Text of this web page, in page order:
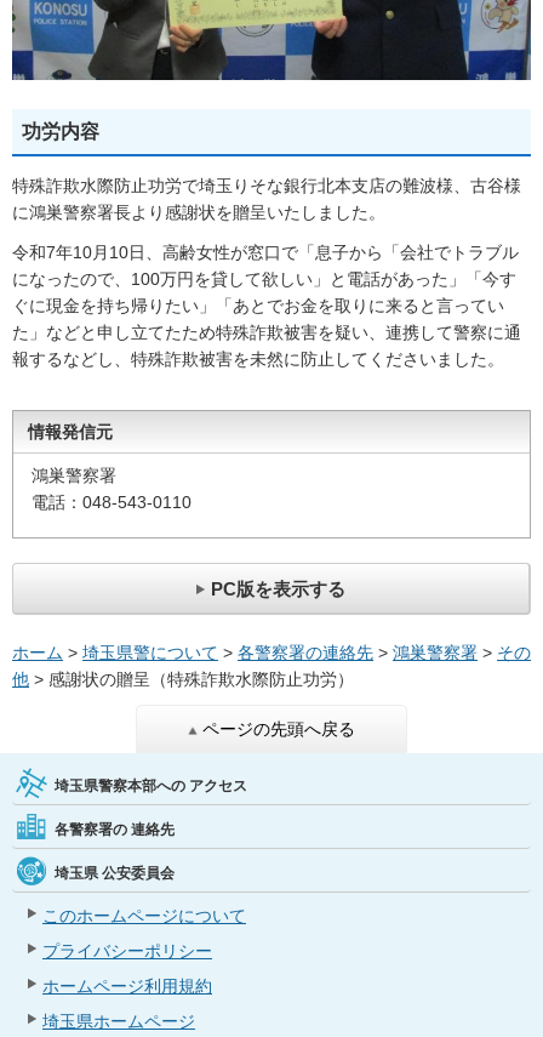
功労内容
特殊詐欺水際防止功労で埼玉りそな銀行北本支店の難波様、古谷様
に鴻巣警察署長より感謝状を贈呈いたしました。
令和7年10月10日、高齢女性が窓口で「息子から「会社でトラブル
になったので、100万円を貸して欲しい」と電話があった」「今す
ぐに現金を持ち帰りたい」「あとでお金を取りに来ると言ってい
た」などと申し立てたため特殊詐欺被害を疑い、連携して警察に通
報するなどし、特殊詐欺被害を未然に防止してくださいました。
情報発信元
鴻巣警察署
電話：048-543-0110
PC版を表示する
ホーム > 埼玉県警について > 各警察署の連絡先 > 鴻巣警察署 > その
他 > 感謝状の贈呈（特殊詐欺水際防止功労）
ページの先頭へ戻る
埼玉県警察本部への アクセス
各警察署の 連絡先
埼玉県 公安委員会
このホームページについて
プライバシーポリシー
ホームページ利用規約
埼玉県ホームページ